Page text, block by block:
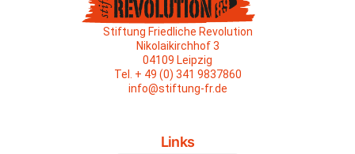
Stiftung Friedliche Revolution
Nikolaikirchhof 3
04109 Leipzig
Tel. + 49 (0) 341 9837860
info@stiftung-fr.de
Links